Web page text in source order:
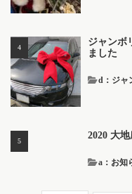
ジャンボ
ました
d：ジャ
2020 大
a：お知